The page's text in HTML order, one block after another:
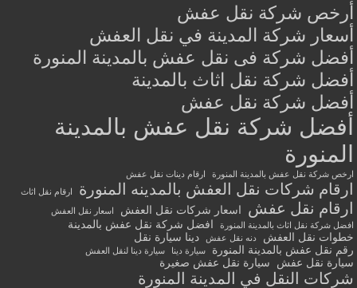
أرخص شركة نقل عفش
أسعار شركة المدينة في نقل العفش
أفضل شركة فى نقل عفش بالمدينة المنورة
أفضل شركة نقل اثاث بالمدينة
أفضل شركة نقل عفش
أفضل شركة نقل عفش بالمدينة
المنورة
ارخص شركة نقل عفش بالمدينة المنورة ارقام دينات نقل عفش
ارقام شركات نقل العفش بالمدينه المنورة ارقام نقل اثاث
ارقام نقل عفش اسعار شركات نقل العفش
اسعار نقل العفش
افضل شركة نقل اثاث بالمدينة المنورة
افضل شركة نقل عفش بالمدينة
خطوات نقل العفش
دنه نقل عفش
دينا سيارة نقل
رقم نقل عفش بالمدينة المنورة
سيارة دينا سيارة دينا لنقل العفش
سيارة نقل عفش سيارة نقل عفش صغيرة
شركات النقل في المدينة المنورة